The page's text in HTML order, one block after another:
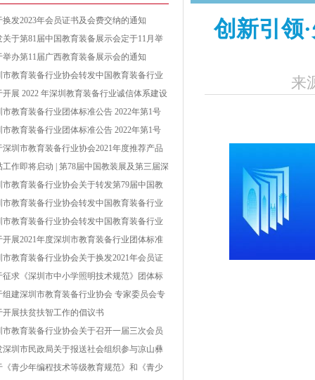
换发2023年会员证书及会费交纳的通知
关于第81届中国教育装备展示会定于11月举
通知
举办第11届广西教育装备展示会的通知
市教育装备行业协会转发中国教育装备行业
关于开展2022年教育装备行业企业信用等级
工作的通知
开展 2022 年深圳教育装备行业诚信体系建设
的通知
市教育装备行业团体标准公告 2022年第1号
第 002号）
市教育装备行业团体标准公告 2022年第1号
第 002号）
深圳市教育装备行业协会2021年度推荐产品
结果的公示
工作即将启动 | 第78届中国教装展及第三届深
博会被纳入深圳市国内重点经贸类展会
市教育装备行业协会关于转发第79届中国教
备展示会具体事项的通知
市教育装备行业协会转发中国教育装备行业
关于开展中国教育装备行业协会2022年度推
品工作的通知
市教育装备行业协会转发中国教育装备行业
关于开展2021年教育装备行业企业信用等级
工作的通知
开展2021年度深圳市教育装备行业团体标准
工作的通知
市教育装备行业协会关于换发2021年会员证
会费缴纳的通知
征求《深圳市中小学照明技术规范》团体标
征求意见稿）意见的通知
组建深圳市教育装备行业协会 专家委员会专
的通知
开展扶贫扶智工作的倡议书
市教育装备行业协会关于召开一届三次会员
大会暨一届四次理事会的通知
深圳市民政局关于报送社会组织参与凉山彝
治州普格县、金阳县、甘洛县、雷波县脱贫
《青少年编程技术等级教育规范》和《青少
创新引领
来